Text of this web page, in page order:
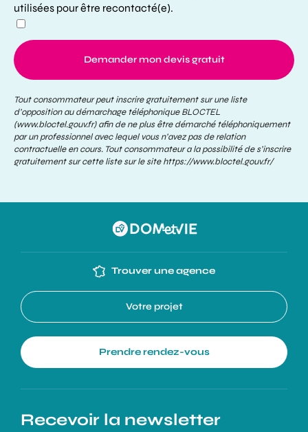
utilisées pour être recontacté(e).
Demander mon devis gratuit
Tout consommateur peut inscrire gratuitement sur une liste
d’opposition au démarchage téléphonique BLOCTEL
(www.bloctel.gouv.fr) afin de ne plus être démarché téléphoniquement
par un professionnel avec lequel vous n’avez pas de relation
contractuelle en cours. Tout consommateur a la possibilité de s’inscrire
gratuitement sur cette liste sur le sitehttps://www.bloctel.gouv.fr/
Trouver une agence
Votre projet
Prendre rendez-vous
Recevoir la newsletter